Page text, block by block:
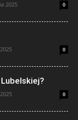
2025 0
0
0